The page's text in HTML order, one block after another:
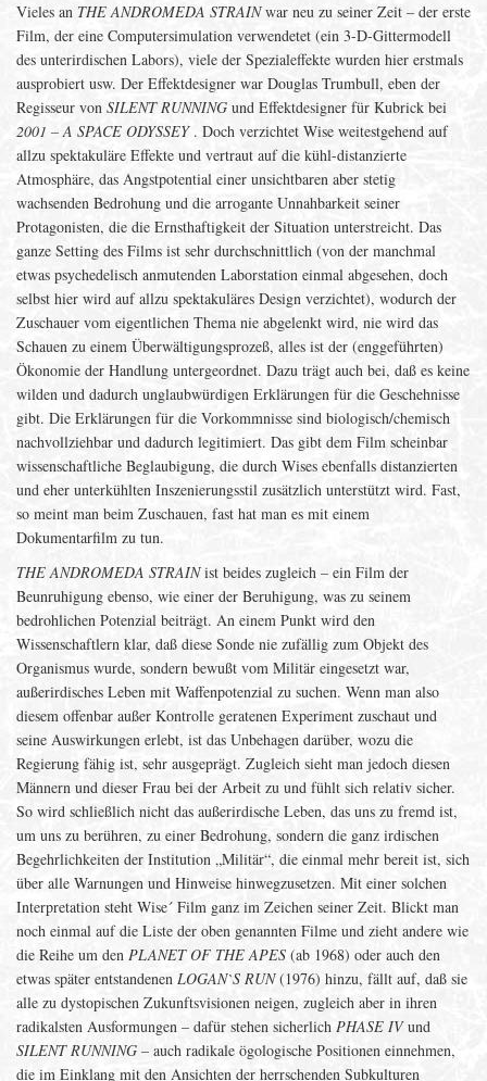
Vieles an THE ANDROMEDA STRAINwar neu zu seiner Zeit – der erste
Film, der eine Computersimulation verwendetet (ein 3-D-Gittermodell
des unterirdischen Labors), viele der Spezialeffekte wurden hier erstmals
ausprobiert usw. Der Effektdesigner war Douglas Trumbull, eben der
Regisseur von SILENT RUNNING und Effektdesigner für Kubrick bei
2001 – A SPACE ODYSSEY. Doch verzichtet Wise weitestgehend auf
allzu spektakuläre Effekte und vertraut auf die kühl-distanzierte
Atmosphäre, das Angstpotential einer unsichtbaren aber stetig
wachsenden Bedrohung und die arrogante Unnahbarkeit seiner
Protagonisten, die die Ernsthaftigkeit der Situation unterstreicht. Das
ganze Setting des Films ist sehr durchschnittlich (von der manchmal
etwas psychedelisch anmutenden Laborstation einmal abgesehen, doch
selbst hier wird auf allzu spektakuläres Design verzichtet), wodurch der
Zuschauer vom eigentlichen Thema nie abgelenkt wird, nie wird das
Schauen zu einem Überwältigungsprozeß, alles ist der (enggeführten)
Ökonomie der Handlung untergeordnet. Dazu trägt auch bei, daß es keine
wilden und dadurch unglaubwürdigen Erklärungen für die Geschehnisse
gibt. Die Erklärungen für die Vorkommnisse sind biologisch/chemisch
nachvollziehbar und dadurch legitimiert. Das gibt dem Film scheinbar
wissenschaftliche Beglaubigung, die durch Wises ebenfalls distanzierten
und eher unterkühlten Inszenierungsstil zusätzlich unterstützt wird. Fast,
so meint man beim Zuschauen, fast hat man es mit einem
Dokumentarfilm zu tun.
THE ANDROMEDA STRAINist beides zugleich – ein Film der
Beunruhigung ebenso, wie einer der Beruhigung, was zu seinem
bedrohlichen Potenzial beiträgt. An einem Punkt wird den
Wissenschaftlern klar, daß diese Sonde nie zufällig zum Objekt des
Organismus wurde, sondern bewußt vom Militär eingesetzt war,
außerirdisches Leben mit Waffenpotenzial zu suchen. Wenn man also
diesem offenbar außer Kontrolle geratenen Experiment zuschaut und
seine Auswirkungen erlebt, ist das Unbehagen darüber, wozu die
Regierung fähig ist, sehr ausgeprägt. Zugleich sieht man jedoch diesen
Männern und dieser Frau bei der Arbeit zu und fühlt sich relativ sicher.
So wird schließlich nicht das außerirdische Leben, das uns zu fremd ist,
um uns zu berühren, zu einer Bedrohung, sondern die ganz irdischen
Begehrlichkeiten der Institution „Militär“, die einmal mehr bereit ist, sich
über alle Warnungen und Hinweise hinwegzusetzen. Mit einer solchen
Interpretation steht Wise´ Film ganz im Zeichen seiner Zeit. Blickt man
noch einmal auf die Liste der oben genannten Filme und zieht andere wie
die Reihe um den PLANET OF THE APES (ab 1968) oder auch den
etwas später entstandenen LOGAN`S RUN(1976) hinzu, fällt auf, daß sie
alle zu dystopischen Zukunftsvisionen neigen, zugleich aber in ihren
radikalsten Ausformungen – dafür stehen sicherlich PHASE IVund
SILENT RUNNING – auch radikale ögologische Positionen einnehmen,
die im Einklang mit den Ansichten der herrschenden Subkulturen